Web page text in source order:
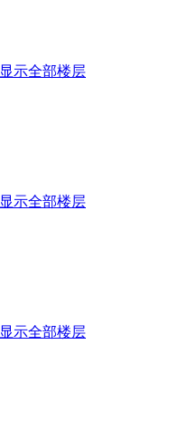
显示全部楼层
显示全部楼层
显示全部楼层